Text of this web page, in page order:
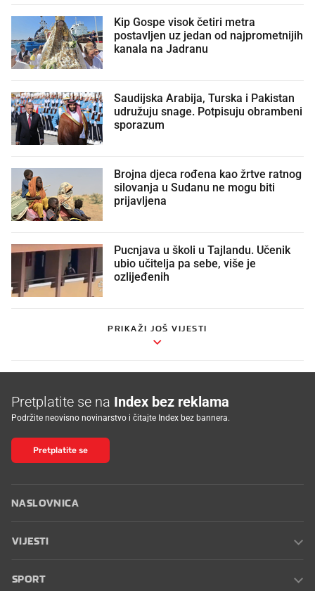
Kip Gospe visok četiri metra
postavljen uz jedan od najprometnijih
kanala na Jadranu
Saudijska Arabija, Turska i Pakistan
udružuju snage. Potpisuju obrambeni
sporazum
Brojna djeca rođena kao žrtve ratnog
silovanja u Sudanu ne mogu biti
prijavljena
Pucnjava u školi u Tajlandu. Učenik
ubio učitelja pa sebe, više je
ozlijeđenih
PRIKAŽI JOŠ VIJESTI
Pretplatite se na Index bez reklama
Podržite neovisno novinarstvo i čitajte Index bez bannera.
Pretplatite se
NASLOVNICA
VIJESTI
SPORT